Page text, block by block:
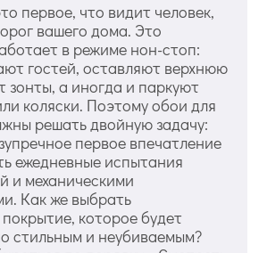
первое, что видит человек,
вашего дома. Это
в режиме нон-стоп:
гостей, оставляют верхнюю
зонты, а иногда и паркуют
коляски. Поэтому обои для
решать двойную задачу:
первое впечатление
ежедневные испытания
и механическими
Как же выбрать
которое будет
стильным и неубиваемым?